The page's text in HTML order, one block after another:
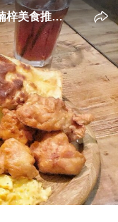
梓美食推薦
市、異國料